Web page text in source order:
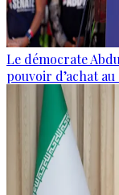
Le démocrate
pouvoir d’achat